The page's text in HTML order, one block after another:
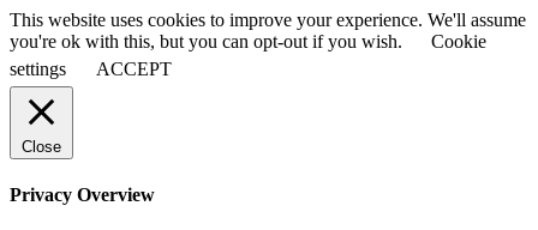
This website uses cookies to improve your experience. We'll assume
you're ok with this, but you can opt-out if you wish.
Cookie
settings
ACCEPT
Close
Privacy Overview